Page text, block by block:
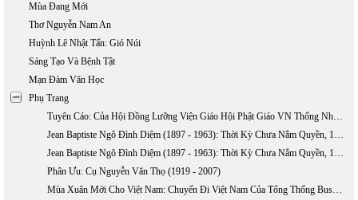
Mùa Đang Mới
Thơ Nguyễn Nam An
Huỳnh Lê Nhật Tấn: Gió Núi
Sáng Tạo Và Bệnh Tật
Mạn Đàm Văn Học
Phụ Trang
Tuyên Cáo: Của Hội Đồng Lưỡng Viện Giáo Hội Phật Giáo VN Thống Nhất Về Việc TQ Xâm Lấn Hai Quần Đảo Hoàng Sa Và Trường Sa
Jean Baptiste Ngô Đình Diệm (1897 - 1963): Thời Kỳ Chưa Nắm Quyền, 1897-1954 (phần 1)
Jean Baptiste Ngô Đình Diệm (1897 - 1963): Thời Kỳ Chưa Nắm Quyền, 1897-1954 (Phần 2)
Phân Ưu: Cụ Nguyễn Văn Thọ (1919 - 2007)
Mùa Xuân Mới Cho Việt Nam: Chuyến Đi Việt Nam Của Tổng Thống Bush, 17 - 20/11/2006